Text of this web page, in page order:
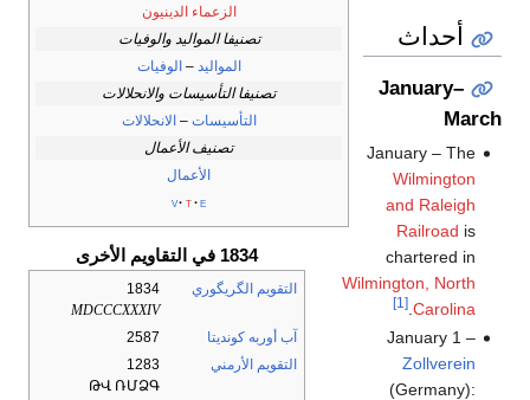
الزعماء الدينيون
تصنيفا المواليد والوفيات
المواليد –الوفيات
تصنيفا التأسيسات والانحلالات
التأسيسات –الانحلالات
تصنيف الأعمال
الأعمال
v t e
1834 في التقاويم الأخرى
التقويم الگريگوري
1834
MDCCCXXXIV
آب أوربه كونديتا
2587
التقويم الأرمني
1283
ԹՎ ՌՄՁԳ
أحداث
January–
March
January – The
Wilmington
and Raleigh
Railroad is
chartered in
Wilmington, North
Carolina
.
[1]
January 1 –
Zollverein
(Germany):